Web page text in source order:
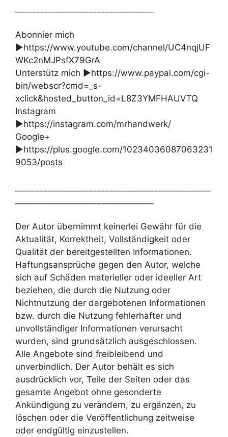
Abonnier mich
►https://www.youtube.com/channel/UC4nqjUF
WKc2nMJPsfX79GrA
Unterstütz mich ►https://www.paypal.com/cgi-
bin/webscr?cmd=_s-
xclick&hosted_button_id=L8Z3YMFHAUVTQ
Instagram
►https://instagram.com/mrhandwerk/
Google+
►https://plus.google.com/10234036087063231
9053/posts
Der Autor übernimmt keinerlei Gewähr für die
Aktualität, Korrektheit, Vollständigkeit oder
Qualität der bereitgestellten Informationen.
Haftungsansprüche gegen den Autor, welche
sich auf Schäden materieller oder ideeller Art
beziehen, die durch die Nutzung oder
Nichtnutzung der dargebotenen Informationen
bzw. durch die Nutzung fehlerhafter und
unvollständiger Informationen verursacht
wurden, sind grundsätzlich ausgeschlossen.
Alle Angebote sind freibleibend und
unverbindlich. Der Autor behält es sich
ausdrücklich vor, Teile der Seiten oder das
gesamte Angebot ohne gesonderte
Ankündigung zu verändern, zu ergänzen, zu
löschen oder die Veröffentlichung zeitweise
oder endgültig einzustellen.